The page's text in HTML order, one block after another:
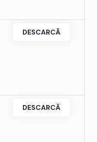
DESCARCĂ
DESCARCĂ